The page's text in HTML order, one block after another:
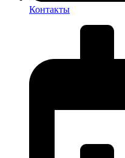
Контакты